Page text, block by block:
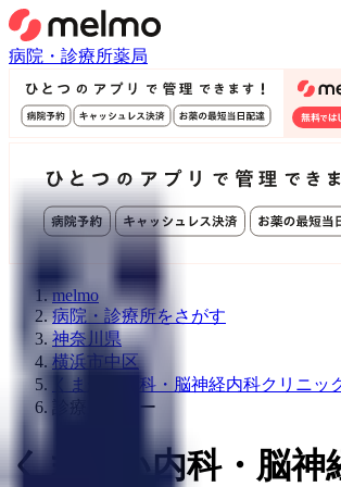
病院・診療所薬局
melmo
病院・診療所をさがす
神奈川県
横浜市中区
くまがい内科・脳神経内科クリニッ
診療メニュー
くまがい内科・脳神